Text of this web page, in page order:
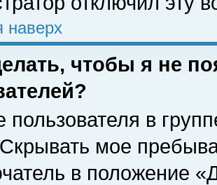
наверх
чтобы я не
пользователя в
мое
в положение